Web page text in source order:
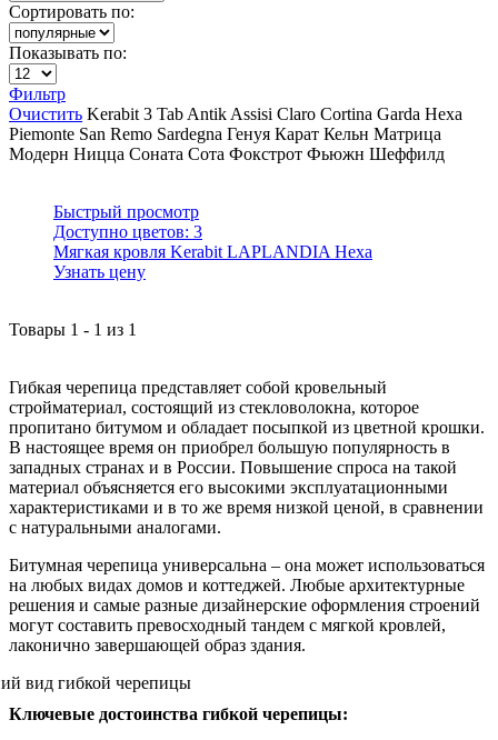
Сортировать по:
Показывать по:
Фильтр
Очистить Kerabit 3 Tab Antik Assisi Claro Cortina Garda Hexa
Piemonte San Remo Sardegna Генуя Карат Кельн Матрица
Модерн Ницца Соната Сота Фокстрот Фьюжн Шеффилд
Быстрый просмотр
Доступно цветов: 3
Мягкая кровля Kerabit LAPLANDIA Hexa
Узнать цену
Товары 1 - 1 из 1
Гибкая черепица представляет собой кровельный
стройматериал, состоящий из стекловолокна, которое
пропитано битумом и обладает посыпкой из цветной крошки.
В настоящее время он приобрел большую популярность в
западных странах и в России. Повышение спроса на такой
материал объясняется его высокими эксплуатационными
характеристиками и в то же время низкой ценой, в сравнении
с натуральными аналогами.
Битумная черепица универсальна – она может использоваться
на любых видах домов и коттеджей. Любые архитектурные
решения и самые разные дизайнерские оформления строений
могут составить превосходный тандем с мягкой кровлей,
лаконично завершающей образ здания.
Ключевые достоинства гибкой черепицы: